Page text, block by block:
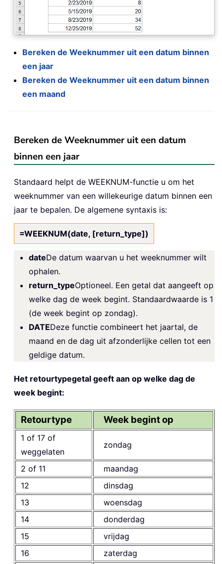
Bereken de Weeknummer uit een datum binnen
een jaar
Bereken de Weeknummer uit een datum binnen
een maand
Bereken de Weeknummer uit een datum
binnen een jaar
Standaard helpt de WEEKNUM-functie u om het
weeknummer van een willekeurige datum binnen een
jaar te bepalen. De algemene syntaxis is:
=WEEKNUM(date, [return_type])
dateDe datum waarvan u het weeknummer wilt
ophalen.
return_typeOptioneel. Een getal dat aangeeft op
welke dag de week begint. Standaardwaarde is 1
(de week begint op zondag).
DATEDeze functie combineert het jaartal, de
maand en de dag uit afzonderlijke cellen tot een
geldige datum.
Het retourtypegetal geeft aan op welke dag de
week begint:
Retourtype Week begint op
1 of 17 of
weggelaten
zondag
2 of 11
maandag
12
dinsdag
13
woensdag
14
donderdag
15
vrijdag
16
zaterdag